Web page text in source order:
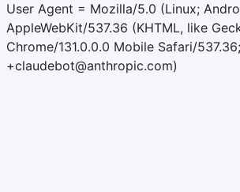
User Agent = Mozilla/5.0 (Linux;
AppleWebKit/537.36 (KHTML, like
Chrome/131.0.0.0 Mobile Safari/
+claudebot@anthropic.com)